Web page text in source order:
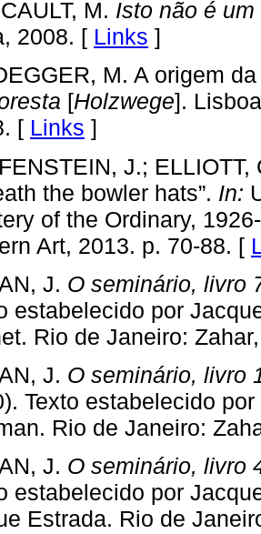
M. Isto não é
2008. [ Links ]
M. A origem
[Holzwege].
[ Links ]
J.;
the bowler hats”. In:
of the Ordinary,
Art, 2013. p. 70-88. [
J. O seminário, livro
estabelecido por
Rio de Janeiro:
J. O seminário, livro
Texto estabelecido
Rio de Janeiro:
J. O seminário, livro
estabelecido por
Estrada. Rio de